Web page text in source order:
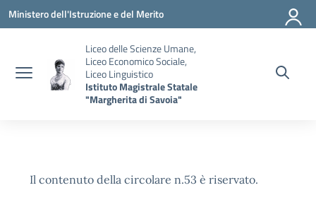
Vai ai contenuti
Vai al menu di navigazione
Vai al footer
Ministero dell'Istruzione e del Merito
Liceo delle Scienze Umane,
Liceo Economico Sociale,
Liceo Linguistico
Istituto Magistrale Statale
"Margherita di Savoia"
Il contenuto della circolare n.53 è riservato.